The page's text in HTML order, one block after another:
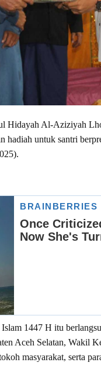
Hidayah Al-Aziziyah
hadiah untuk santri
1447 H itu
Aceh Selatan, Wakil
masyarakat, serta